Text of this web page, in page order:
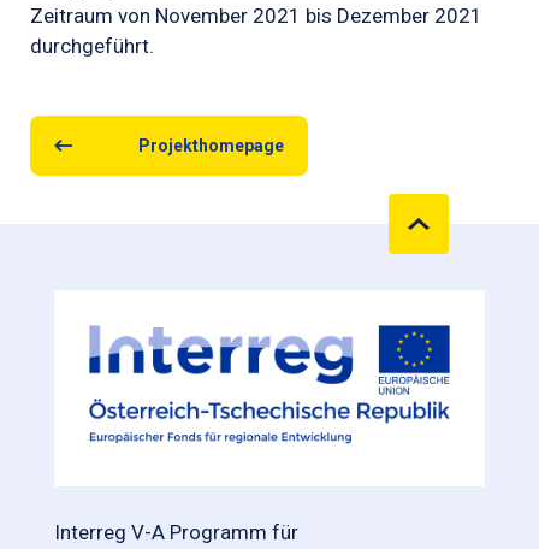
Zeitraum von November 2021 bis Dezember 2021
durchgeführt.
Projekthomepage
Interreg V-A Programm für